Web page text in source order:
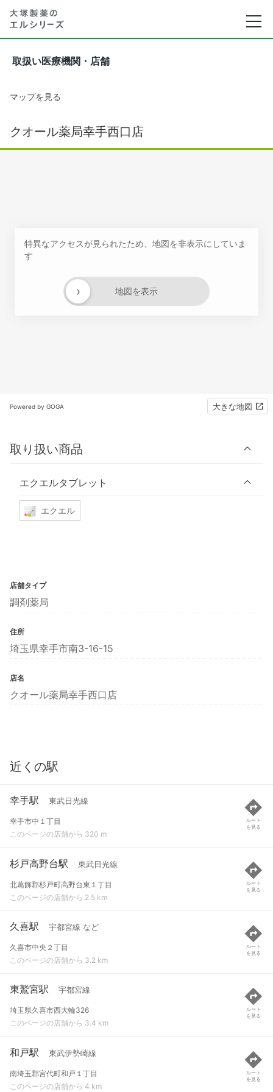
取扱い医療機関・店舗
マップを見る
クオール薬局幸手西口店
特異なアクセスが見られたため、地図を非表示にしていま
す
地図を表示
›
Powered by GOGA 大きな地図
取り扱い商品
エクエルタブレット
エクエル
店舗タイプ
調剤薬局
住所
埼玉県幸手市南3-16-15
店名
クオール薬局幸手西口店
近くの駅
幸手駅 東武日光線
幸手市中１丁目
このページの店舗から 320 m
ルート
を見る
杉戸高野台駅 東武日光線
北葛飾郡杉戸町高野台東１丁目
このページの店舗から 2.5 km
ルート
を見る
久喜駅 宇都宮線 など
久喜市中央２丁目
このページの店舗から 3.2 km
ルート
を見る
東鷲宮駅 宇都宮線
埼玉県久喜市西大輪326
このページの店舗から 3.4 km
ルート
を見る
和戸駅 東武伊勢崎線
南埼玉郡宮代町和戸１丁目
このページの店舗から 4 km
ルート
を見る